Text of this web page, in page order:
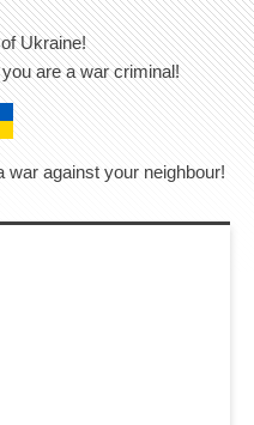
Ukraine!
are a war criminal!
war against your neighbour!